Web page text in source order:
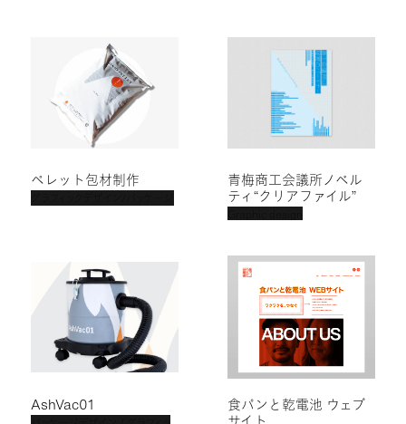
ペレット包材制作
青梅商工会議所ノベル
ティ“クリアファイル”
AshVac01
食パンと乾電池 ウェブ